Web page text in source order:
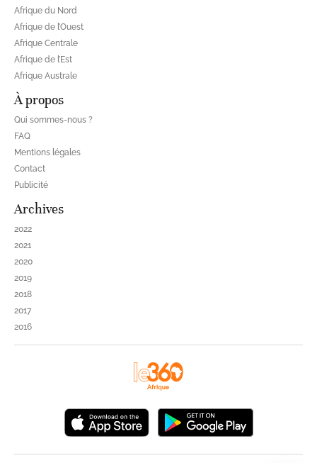
Afrique du Nord
Afrique de l’Ouest
Afrique Centrale
Afrique de l’Est
Afrique Australe
À propos
Qui sommes-nous ?
FAQ
Mentions légales
Contact
Publicité
Archives
2022
2021
2020
2019
2018
2017
2016